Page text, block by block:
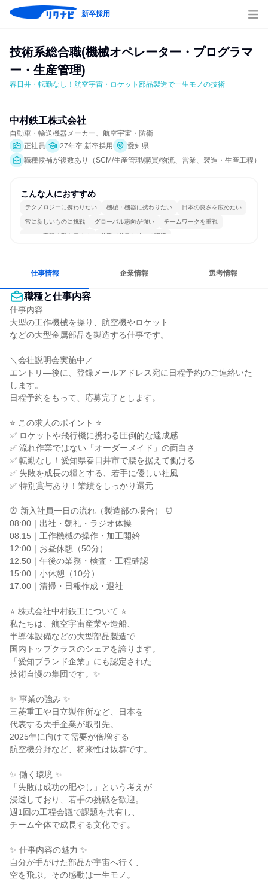
新卒採用
技術系総合職(機械オペレーター・プログラマ
ー・生産管理)
春日井・転勤なし！航空宇宙・ロケット部品製造で一生モノの技術
中村鉄工株式会社
自動車・輸送機器メーカー、航空宇宙・防衛
正社員
27年卒 新卒採用
愛知県
職種候補が複数あり（SCM/生産管理/購買/物流、営業、製造・生産工程）
こんな人におすすめ
テクノロジーに携わりたい 機械・機器に携わりたい 日本の良さを広めたい
常に新しいものに挑戦 グローバル志向が強い チームワークを重視
一つの専門分野を極める 若手が裁量を持てる環境
仕事情報 企業情報 選考情報
職種と仕事内容
仕事内容
大型の工作機械を操り、航空機やロケット
などの大型金属部品を製造する仕事です。
＼会社説明会実施中／
エントリ―後に、登録メールアドレス宛に日程予約のご連絡いた
します。
日程予約をもって、応募完了とします。
⭐ この求人のポイント ⭐
✅ ロケットや飛行機に携わる圧倒的な達成感
✅ 流れ作業ではない「オーダーメイド」の面白さ
✅ 転勤なし！愛知県春日井市で腰を据えて働ける
✅ 失敗を成長の糧とする、若手に優しい社風
✅ 特別賞与あり！業績をしっかり還元
⏰ 新入社員一日の流れ（製造部の場合） ⏰
08:00｜出社・朝礼・ラジオ体操
08:15｜工作機械の操作・加工開始
12:00｜お昼休憩（50分）
12:50｜午後の業務・検査・工程確認
15:00｜小休憩（10分）
17:00｜清掃・日報作成・退社
⭐ 株式会社中村鉄工について ⭐
私たちは、航空宇宙産業や造船、
半導体設備などの大型部品製造で
国内トップクラスのシェアを誇ります。
「愛知ブランド企業」にも認定された
技術自慢の集団です。✨
✨ 事業の強み ✨
三菱重工や日立製作所など、日本を
代表する大手企業が取引先。
2025年に向けて需要が倍増する
航空機分野など、将来性は抜群です。
✨ 働く環境 ✨
「失敗は成功の肥やし」という考えが
浸透しており、若手の挑戦を歓迎。
週1回の工程会議で課題を共有し、
チーム全体で成長する文化です。
✨ 仕事内容の魅力 ✨
自分が手がけた部品が宇宙へ行く、
空を飛ぶ。その感動は一生モノ。